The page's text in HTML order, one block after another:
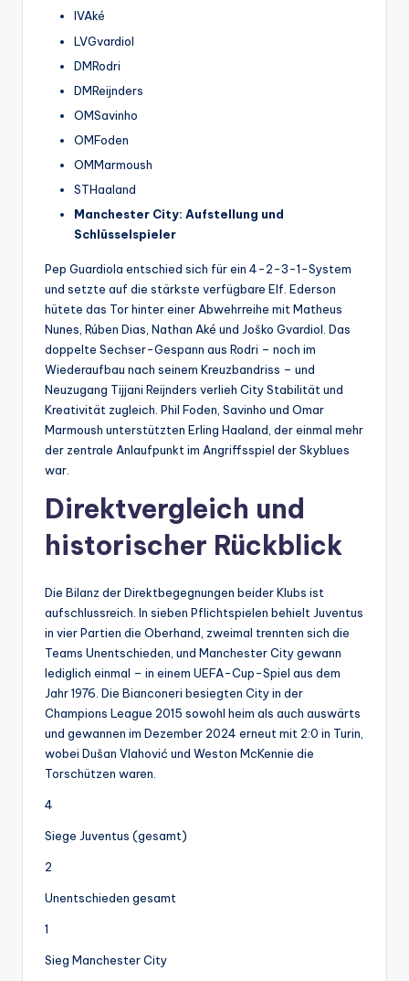
IVAké
LVGvardiol
DMRodri
DMReijnders
OMSavinho
OMFoden
OMMarmoush
STHaaland
Manchester City: Aufstellung und
Schlüsselspieler
Pep Guardiola entschied sich für ein 4-2-3-1-System
und setzte auf die stärkste verfügbare Elf. Ederson
hütete das Tor hinter einer Abwehrreihe mit Matheus
Nunes, Rúben Dias, Nathan Aké und Joško Gvardiol. Das
doppelte Sechser-Gespann aus Rodri – noch im
Wiederaufbau nach seinem Kreuzbandriss – und
Neuzugang Tijjani Reijnders verlieh City Stabilität und
Kreativität zugleich. Phil Foden, Savinho und Omar
Marmoush unterstützten Erling Haaland, der einmal mehr
der zentrale Anlaufpunkt im Angriffsspiel der Skyblues
war.
Direktvergleich und
historischer Rückblick
Die Bilanz der Direktbegegnungen beider Klubs ist
aufschlussreich. In sieben Pflichtspielen behielt Juventus
in vier Partien die Oberhand, zweimal trennten sich die
Teams Unentschieden, und Manchester City gewann
lediglich einmal – in einem UEFA-Cup-Spiel aus dem
Jahr 1976. Die Bianconeri besiegten City in der
Champions League 2015 sowohl heim als auch auswärts
und gewannen im Dezember 2024 erneut mit 2:0 in Turin,
wobei Dušan Vlahović und Weston McKennie die
Torschützen waren.
4
Siege Juventus (gesamt)
2
Unentschieden gesamt
1
Sieg Manchester City